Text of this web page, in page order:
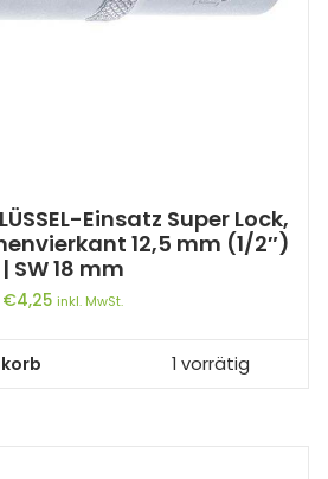
Einsatz Super Lock,
12,5 mm (1/2″)
| SW 18 mm
€4,25 inkl. MwSt.
1 vorrätig